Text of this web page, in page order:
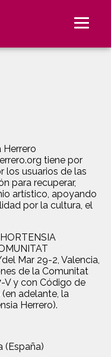
Herrero
tiene por
los usuarios de las
para recuperar,
artístico, apoyando
por la cultura, el
Mar 29-2, Valencia,
de la Comunitat
V y con Código de
adelante, la
Herrero).
(España)